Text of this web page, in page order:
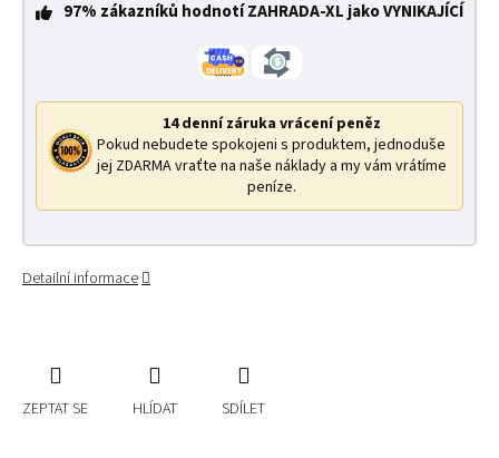
97% zákazníků hodnotí ZAHRADA-XL jako VYNIKAJÍCÍ
14 denní záruka vrácení peněz
Pokud nebudete spokojeni s produktem, jednoduše
jej ZDARMA vraťte na naše náklady a my vám vrátíme
peníze.
Detailní informace
ZEPTAT SE HLÍDAT SDÍLET